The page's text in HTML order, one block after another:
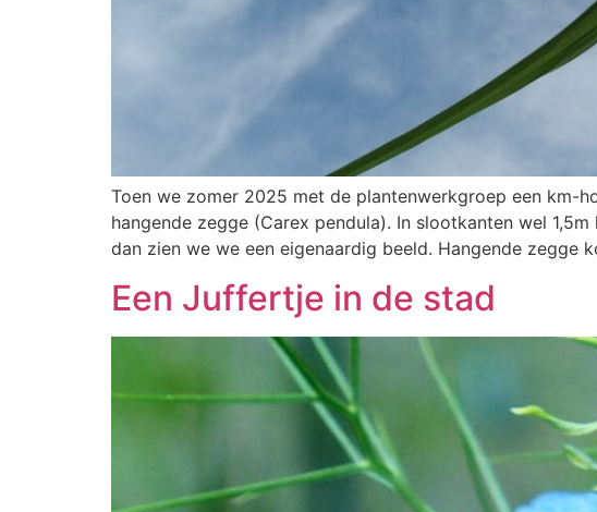
Toen we zomer 2025 met de plantenwerkgroep een km-
hangende zegge (Carex pendula). In slootkanten wel
dan zien we we een eigenaardig beeld. Hangende zegge
Een Juffertje in de stad